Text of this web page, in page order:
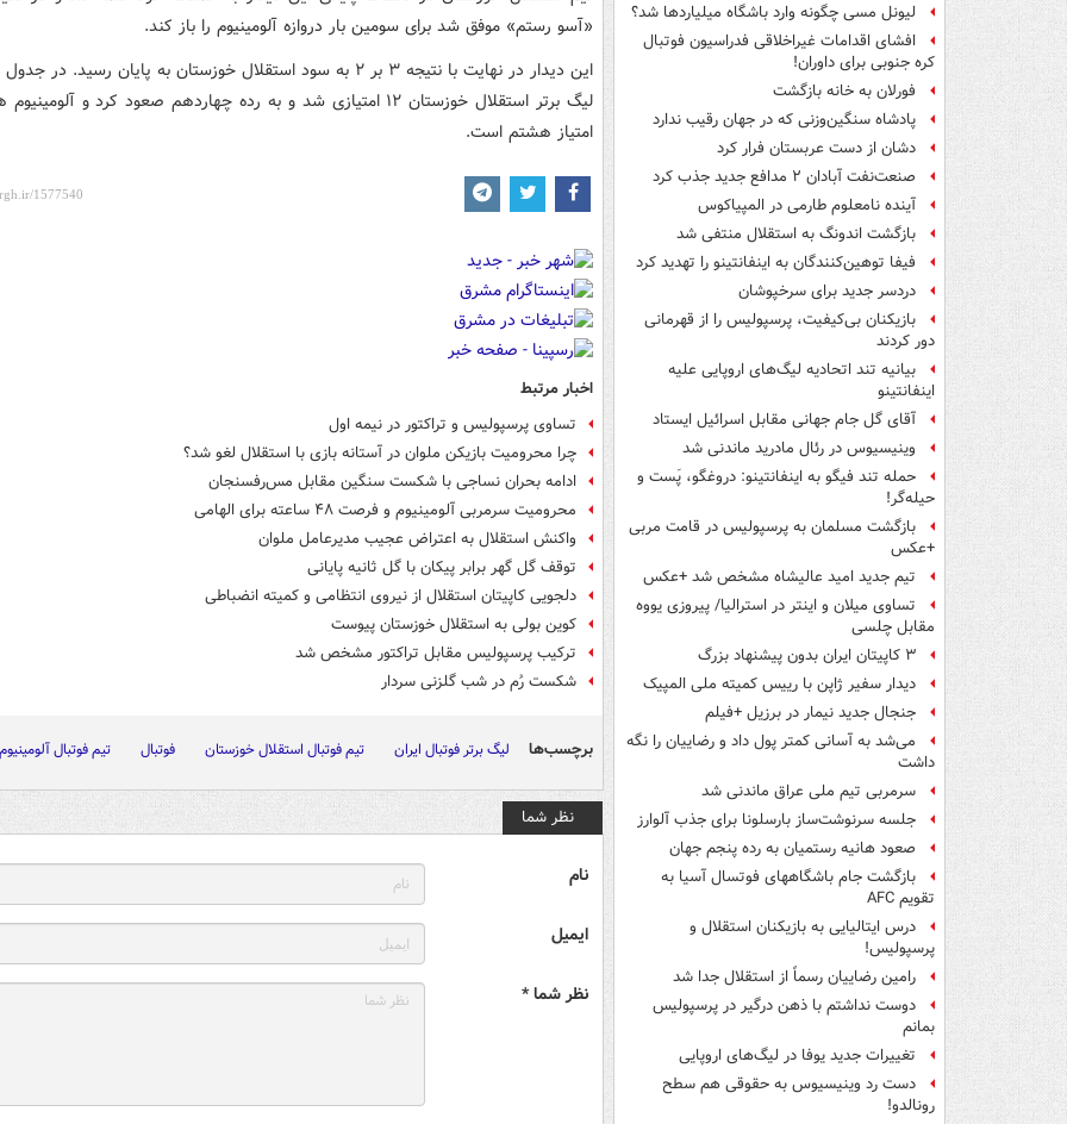
لیونل مسی چگونه وارد باشگاه میلیاردها شد؟
افشای اقدامات غیراخلاقی فدراسیون فوتبال
کره جنوبی برای داوران!
فورلان به خانه بازگشت
پادشاه سنگین‌وزنی که در جهان رقیب ندارد
دشان از دست عربستان فرار کرد
صنعت‌نفت آبادان ۲ مدافع جدید جذب کرد
آینده نامعلوم طارمی در المپیاکوس
بازگشت اندونگ به استقلال منتفی شد
فیفا توهین‌کنندگان به اینفانتینو را تهدید کرد
دردسر جدید برای سرخپوشان
بازیکنان بی‌کیفیت، پرسپولیس را از قهرمانی
دور کردند
بیانیه تند اتحادیه لیگ‌های اروپایی علیه
اینفانتینو
آقای گل جام جهانی مقابل اسرائیل ایستاد
وینیسیوس در رئال مادرید ماندنی شد
حمله تند فیگو به اینفانتینو: دروغگو، پَست‌ و
حیله‌گر!
بازگشت مسلمان به پرسپولیس در قامت مربی
+عکس
تیم جدید امید عالیشاه مشخص شد +عکس
تساوی میلان و اینتر در استرالیا/ پیروزی یووه
مقابل چلسی
۳ کاپیتان ایران بدون پیشنهاد بزرگ
دیدار سفیر ژاپن با رییس کمیته ملی المپیک
جنجال جدید نیمار در برزیل +فیلم
می‌شد به آسانی کمتر پول داد و رضاییان را نگه
داشت
سرمربی تیم ملی عراق ماندنی شد
جلسه سرنوشت‌ساز بارسلونا برای جذب آلوارز
صعود هانیه رستمیان به رده پنجم جهان
بازگشت جام باشگاههای فوتسال آسیا به
تقویم AFC
درس ایتالیایی‌ به بازیکنان استقلال و
پرسپولیس!
رامین رضاییان رسماً از استقلال جدا شد
دوست نداشتم با ذهن درگیر در پرسپولیس
بمانم
تغییرات جدید یوفا در لیگ‌های اروپایی
دست رد وینیسیوس به حقوقی هم سطح
رونالدو!
«آسو رستم» موفق شد برای سومین بار دروازه آلومینیوم را باز کند.
این دیدار در نهایت با نتیجه ۳ بر ۲ به سود استقلال خوزستان به پایان رسید.
امتیاز هشتم است.
اخبار مرتبط
تساوی پرسپولیس و تراکتور در نیمه اول
چرا محرومیت بازیکن ملوان در آستانه بازی با استقلال لغو شد؟
ادامه بحران نساجی با شکست سنگین مقابل مس‌رفسنجان
محرومیت سرمربی آلومینیوم و فرصت ۴۸ ساعته برای الهامی
واکنش استقلال به اعتراض عجیب مدیرعامل ملوان
توقف گل گهر برابر پیکان با گل ثانیه پایانی
دلجویی کاپیتان استقلال از نیروی انتظامی و کمیته انضباطی
کوین بولی به استقلال خوزستان پیوست
ترکیب پرسپولیس مقابل تراکتور مشخص شد
شکست رُم در شب گلزنی سردار
برچسب‌ها لیگ برتر فوتبال ایران تیم فوتبال استقلال خوزستان فوتبال تیم فوتبال
نظر شما
نام
ایمیل
نظر شما *